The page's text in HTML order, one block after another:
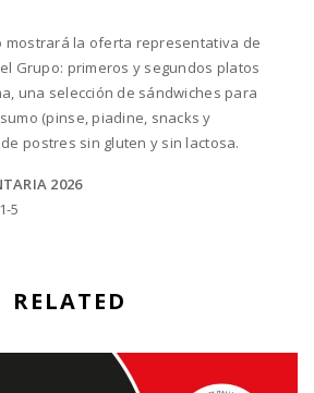
mostrará la oferta representativa de
Grupo: primeros y segundos platos
una selección de sándwiches para
(pinse, piadine, snacks y
postres sin gluten y sin lactosa.
2026
5
RELATED